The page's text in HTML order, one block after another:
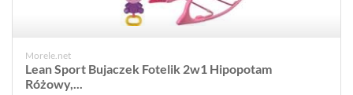
Morele.net
Lean Sport Bujaczek Fotelik 2w1 Hipopotam
Różowy,...